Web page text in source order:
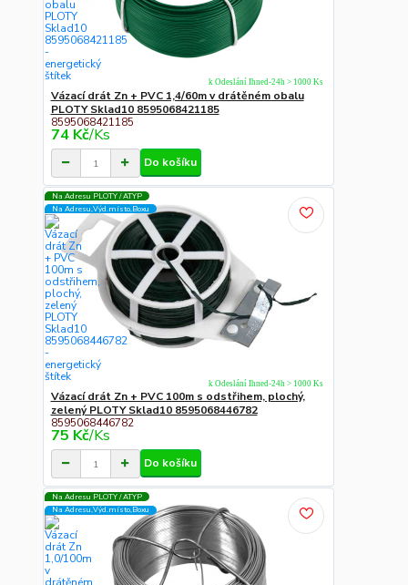
Vázací drát Zn + PVC 1,4/60m v drátěném obalu
PLOTY Sklad10 8595068421185
8595068421185
74 Kč/Ks
k Odeslání Ihned-24h > 1000 Ks
Do košíku
Na Adresu PLOTY / ATYP
Na Adresu,Výd.místo,Boxu
Vázací drát Zn + PVC 100m s odstřihem, plochý,
zelený PLOTY Sklad10 8595068446782
8595068446782
75 Kč/Ks
k Odeslání Ihned-24h > 1000 Ks
Do košíku
Na Adresu PLOTY / ATYP
Na Adresu,Výd.místo,Boxu